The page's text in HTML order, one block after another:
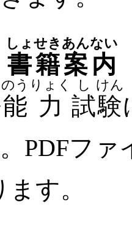
書
しょ
籍
せき
案
あん
内
ない
能
のう
力
りょく
試
し
験
けん
PDFフ
す。